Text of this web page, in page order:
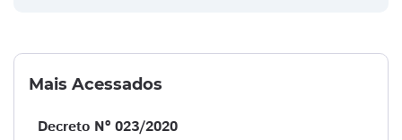
Mais Acessados
Decreto Nº 023/2020